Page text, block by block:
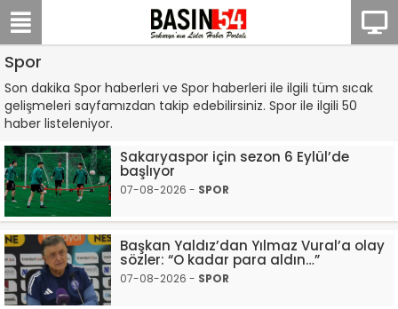
Spor
Son dakika Spor haberleri ve Spor haberleri ile ilgili tüm sıcak
gelişmeleri sayfamızdan takip edebilirsiniz. Spor ile ilgili 50
haber listeleniyor.
Sakaryaspor için sezon 6 Eylül’de
başlıyor
07-08-2026 - SPOR
Başkan Yaldız’dan Yılmaz Vural’a olay
sözler: “O kadar para aldın…”
07-08-2026 - SPOR